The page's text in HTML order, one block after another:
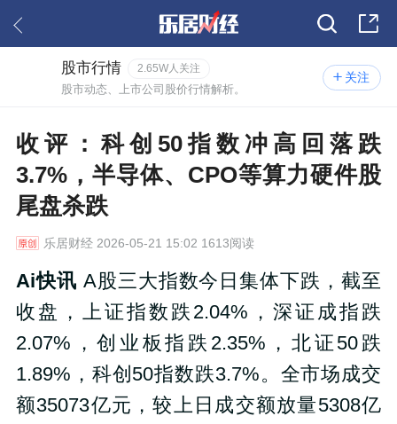
关注
股市行情 2.65W人关注
股市动态、上市公司股价行情解析。
收评：科创50指数冲高回落跌
3.7%，半导体、CPO等算力硬件股
尾盘杀跌
乐居财经2026-05-21 15:02 1613阅读
Ai快讯 A股三大指数今日集体下跌，截至
收盘，上证指数跌2.04%，深证成指跌
2.07%，创业板指跌2.35%，北证50跌
1.89%，科创50指数跌3.7%。全市场成交
额35073亿元，较上日成交额放量5308亿